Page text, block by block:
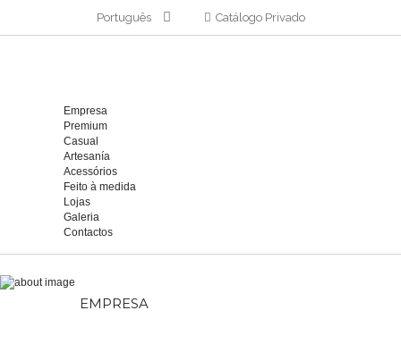
Português Catálogo Privado
Empresa
Premium
Casual
Artesanía
Acessórios
Feito à medida
Lojas
Galeria
Contactos
EMPRESA